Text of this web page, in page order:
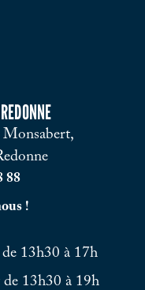
Monsabert,
88
!
13h30 à 17h
13h30 à 19h